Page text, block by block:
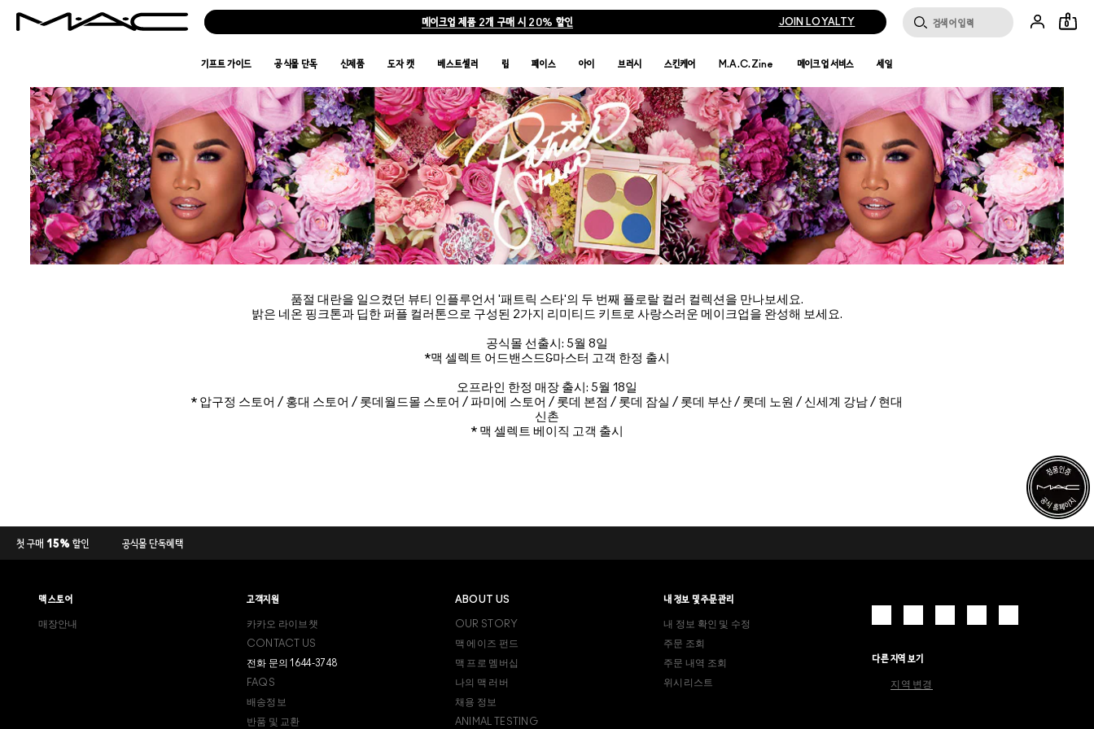
메이크업 제품 2개 구매 시 20% 할인 JOIN LOYALTY 0
기프트 가이드 공식몰 단독 신제품 도자 캣 베스트셀러 립 페이스 아이 브러시 스킨케어 M.A.C.Zine 메이크업 서비스 세일
품절 대란을 일으켰던 뷰티 인플루언서 '패트릭 스타'의 두 번째 플로랄 컬러 컬렉션을 만나보세요.
밝은 네온 핑크톤과 딥한 퍼플 컬러톤으로 구성된 2가지 리미티드 키트로 사랑스러운 메이크업을 완성해 보세요.
공식몰 선출시: 5월 8일
*맥 셀렉트 어드밴스드&마스터 고객 한정 출시
오프라인 한정 매장 출시: 5월 18일
* 압구정 스토어 / 홍대 스토어 / 롯데월드몰 스토어 / 파미에 스토어 / 롯데 본점 / 롯데 잠실 / 롯데 부산 / 롯데 노원 / 신세계 강남 / 현대
신촌
* 맥 셀렉트 베이직 고객 출시
첫 구매 15% 할인 공식몰 단독혜택
맥 스토어
매장안내
고객지원
카카오 라이브챗
CONTACT US
전화 문의 1644-3748
FAQS
배송정보
반품 및 교환
ABOUT US
OUR STORY
맥 에이즈 펀드
맥 프로 멤버십
나의 맥 러버
채용 정보
ANIMAL TESTING
내 정보 및 주문관리
내 정보 확인 및 수정
주문 조회
주문 내역 조회
위시리스트
다른 지역 보기
지역 변경